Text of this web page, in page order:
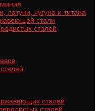
латуни, чугуна и титана
стали
сталей
сталей
сталей